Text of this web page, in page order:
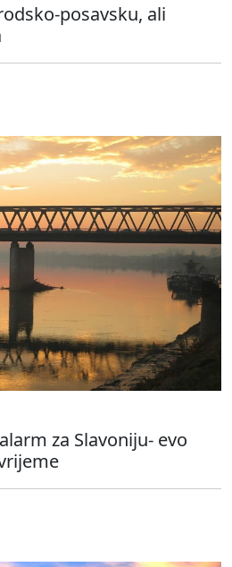
posavsku, ali
za Slavoniju- evo